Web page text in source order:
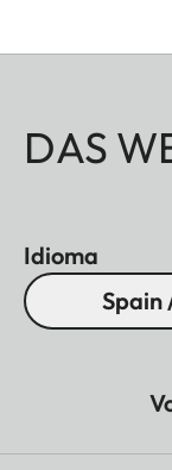
DAS
Idioma
Spain